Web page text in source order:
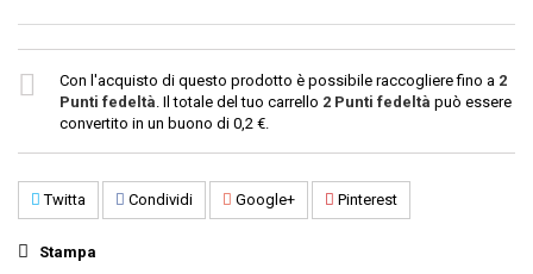
Con l'acquisto di questo prodotto è possibile raccogliere fino a 2
Punti fedeltà . Il totale del tuo carrello 2 Punti fedeltà può essere
convertito in un buono di 0,2 €
Twitta Condividi Google+ Pinterest
Stampa